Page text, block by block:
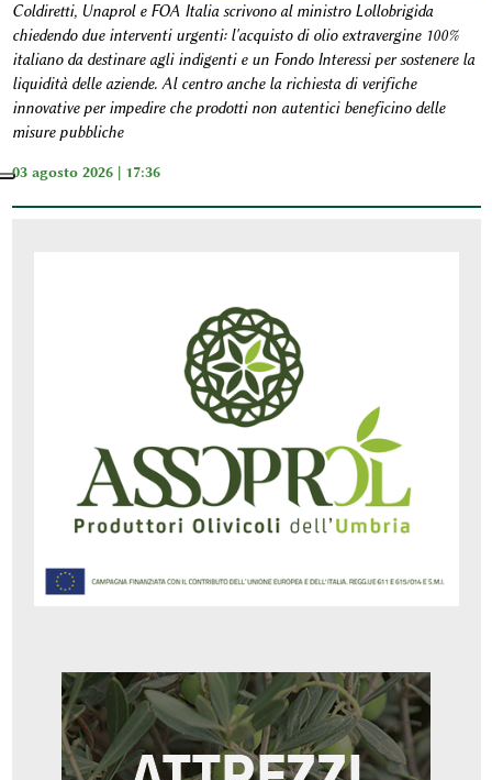
Coldiretti, Unaprol e FOA Italia scrivono al ministro Lollobrigida
chiedendo due interventi urgenti: l'acquisto di olio extravergine 100%
italiano da destinare agli indigenti e un Fondo Interessi per sostenere la
liquidità delle aziende. Al centro anche la richiesta di verifiche
innovative per impedire che prodotti non autentici beneficino delle
misure pubbliche
03 agosto 2026 | 17:36